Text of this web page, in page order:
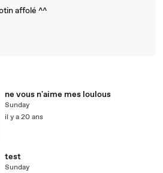
affolé ^^
ne vous n'aime mes loulous
Sunday
il y a 20 ans
test
Sunday